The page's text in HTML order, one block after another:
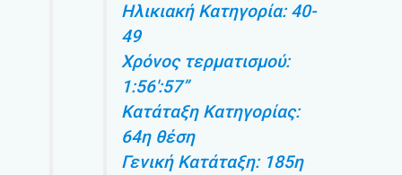
Ηλικιακή Κατηγορία: 40-
49
Χρόνος τερματισμού:
1:56′:57”
Κατάταξη Κατηγορίας:
64η θέση
Γενική Κατάταξη: 185η